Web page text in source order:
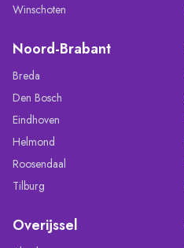
Winschoten
Noord-Brabant
Breda
Den Bosch
Eindhoven
Helmond
Roosendaal
Tilburg
Overijssel